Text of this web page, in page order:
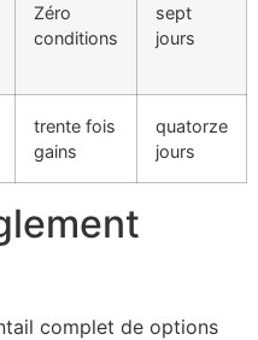
Zéro
conditions
sept
jours
trente fois
gains
quatorze
jours
complet de options